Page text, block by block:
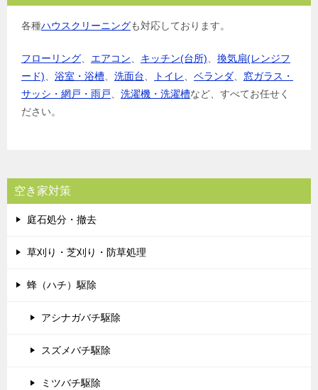
各種ハウスクリーニングも対応しております。
フローリング、 エアコン、 キッチン(台所)、 換気扇(レンジフ
ード)、 浴室・浴槽、 洗面台、 トイレ、 ベランダ、 窓ガラス・
サッシ・網戸・雨戸、 洗濯機・洗濯槽など、すべてお任せく
ださい。
空き家対策
庭石処分・撤去
草刈り・芝刈り・防草処理
蜂（ハチ）駆除
アシナガバチ駆除
スズメバチ駆除
ミツバチ駆除